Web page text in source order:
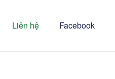
Liên hệ Facebook